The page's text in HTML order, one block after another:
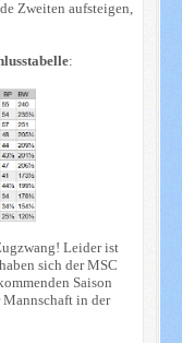
Zweiten aufsteigen,
:
Leider ist
sich der MSC
Saison
in der